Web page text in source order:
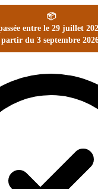
📦
entre le 29 juillet
partir du 3 septembre